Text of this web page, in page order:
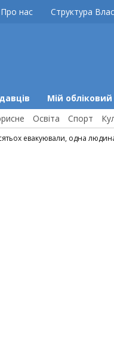
Про нас Структура
Мій
Освіта Спорт
евакуювали, одна